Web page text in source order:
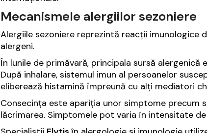
Mecanismele alergiilor sezoniere
Alergiile sezoniere reprezintă reacții
alergeni.
În lunile de primăvară, principala sursă
După inhalare, sistemul imun al persoanelor
eliberează histamină împreună cu alți mediatori
Consecința este apariția unor simptome precum
lăcrimarea. Simptomele pot varia în intensitate